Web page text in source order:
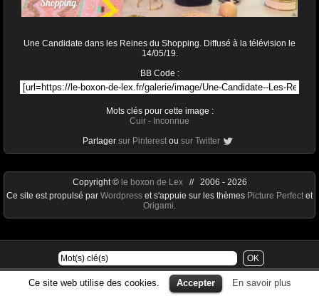
Une Candidate dans les Reines du Shopping. Diffusé à la télévision le
14/05/19.
BB Code :
Mots clés pour cette image :
Cuir - Inconnue
Partager sur Pinterest ou sur Twitter
Ce site web utilise des cookies. Accepter En savoir plus
Copyright © le boxon de Lex// 2006 - 2026
Ce site est propulsé par Wordpress et s'appuie sur les thèmes Picture Perfect et
Origami